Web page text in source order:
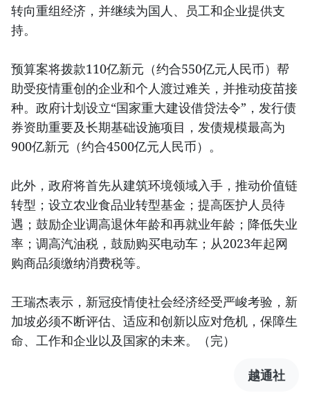
转向重组经济，并继续为国人、员工和企业提供支
持。
预算案将拨款110亿新元（约合550亿元人民币）帮
助受疫情重创的企业和个人渡过难关，并推动疫苗接
种。政府计划设立“国家重大建设借贷法令”，发行债
券资助重要及长期基础设施项目，发债规模最高为
900亿新元（约合4500亿元人民币）。
此外，政府将首先从建筑环境领域入手，推动价值链
转型；设立农业食品业转型基金；提高医护人员待
遇；鼓励企业调高退休年龄和再就业年龄；降低失业
率；调高汽油税，鼓励购买电动车；从2023年起网
购商品须缴纳消费税等。
王瑞杰表示，新冠疫情使社会经济经受严峻考验，新
加坡必须不断评估、适应和创新以应对危机，保障生
命、工作和企业以及国家的未来。（完）
越通社